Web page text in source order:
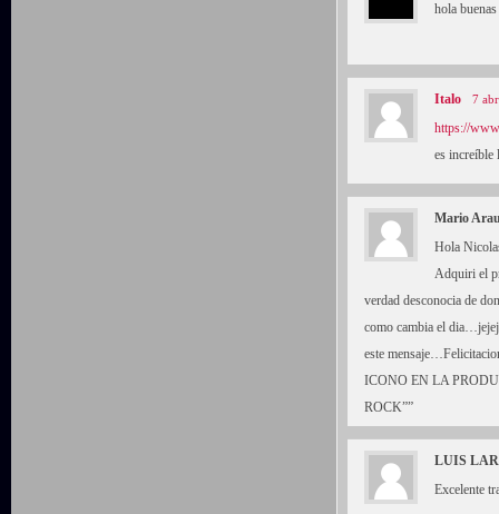
hola
Italo 7
https://
es increíble
Mario
Hola
Adquiri el
verdad desconocia de
como cambia el
este
ICONO EN LA
ROCK””
LUIS
Excelente